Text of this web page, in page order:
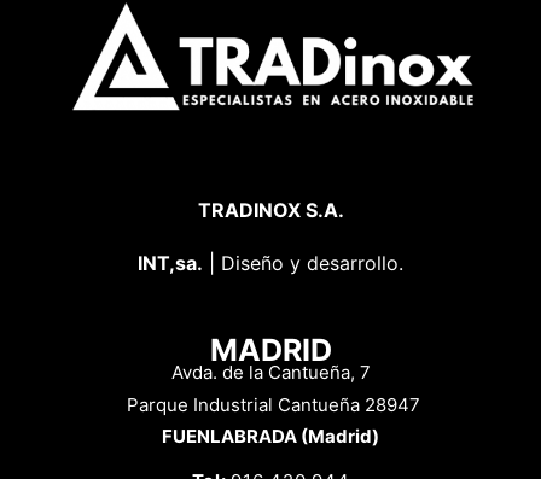
TRADINOX S.A.
INT,sa. | Diseño y desarrollo.
MADRID
Avda. de la Cantueña, 7
Parque Industrial Cantueña 28947
FUENLABRADA (Madrid)